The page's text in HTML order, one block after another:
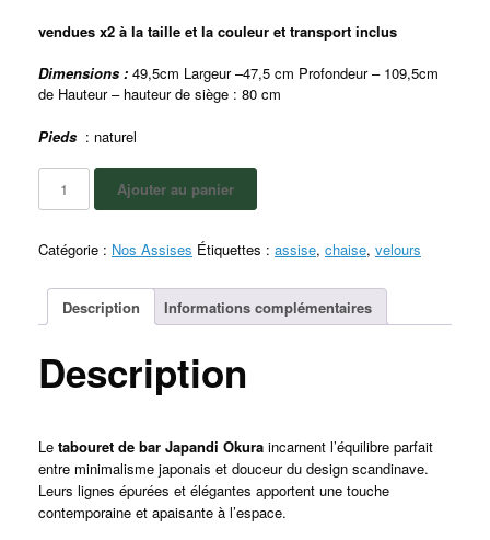
vendues x2 à la taille et la couleur et transport inclus
Dimensions : 49,5cm Largeur –47,5 cm Profondeur – 109,5cm
de Hauteur – hauteur de siège : 80 cm
Pieds : naturel
Ajouter au panier
Catégorie : Nos Assises Étiquettes : assise, chaise, velours
Description Informations complémentaires
Description
Le tabouret de bar Japandi Okura incarnent l’équilibre parfait
entre minimalisme japonais et douceur du design scandinave.
Leurs lignes épurées et élégantes apportent une touche
contemporaine et apaisante à l’espace.